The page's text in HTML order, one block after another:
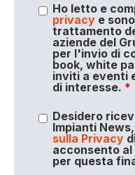
Ho letto e
privacye
trattamento
aziende del
per l'invio di
book, white
inviti a eventi
di interesse. *
Desidero
Impianti
sulla Privacy
acconsento
per questa